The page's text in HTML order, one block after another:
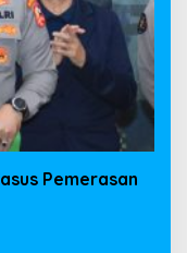
Pemerasan